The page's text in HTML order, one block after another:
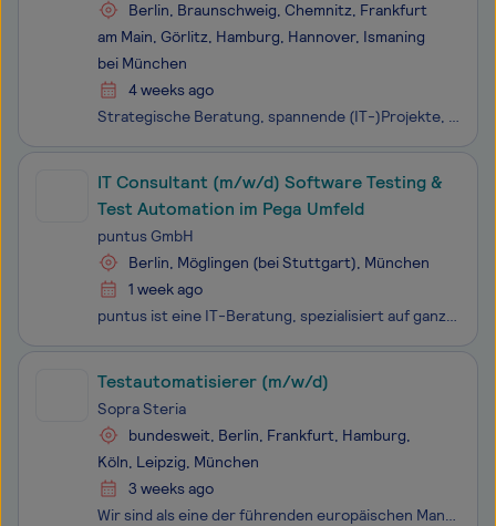
Berlin, Braunschweig, Chemnitz, Frankfurt
am Main, Görlitz, Hamburg, Hannover, Ismaning
bei München
4 weeks ago
Strategische Beratung, spannende (IT-)Projekte, attraktive Karrierechancen, Kontinuität, Sicherheit und Nachhaltigkeit – das alles findest du bei der msg Gruppe. Denn als unabhängige international agierende Unternehmensgruppe mit weltweit mehr als 10.000 Mitarbeitenden sind wir in vielen dynam
IT Consultant (m/w/d) Software Testing &
Test Automation im Pega Umfeld
puntus GmbH
Berlin, Möglingen (bei Stuttgart), München
1 week ago
puntus ist eine IT-Beratung, spezialisiert auf ganzheitliche Kundensysteme und digitale Service-Applikationen. Über 250 Experten unterstützen Unternehmen und Behörden deutschlandweit dabei, digitale Services auf höchstem Niveau zu realisieren. Zu den Kernleistungen gehören Process Automation & A
Testautomatisierer (m/w/d)
Sopra Steria
bundesweit, Berlin, Frankfurt, Hamburg,
Köln, Leipzig, München
3 weeks ago
Wir sind als eine der führenden europäischen Management- und Technologieberatungen ein echter Tech-Player. Wir sehen uns als Vordenker*innen, handeln und denken strategisch, entwickeln mit unseren Kunden maßgeschneiderte Lösungen, sowie präzise Prozesse und implementieren innovative Technologien. We